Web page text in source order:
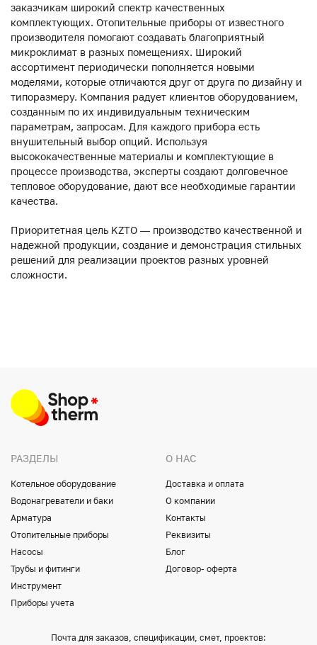
заказчикам широкий спектр качественных
комплектующих. Отопительные приборы от известного
производителя помогают создавать благоприятный
микроклимат в разных помещениях. Широкий
ассортимент периодически пополняется новыми
моделями, которые отличаются друг от друга по дизайну и
типоразмеру. Компания радует клиентов оборудованием,
созданным по их индивидуальным техническим
параметрам, запросам. Для каждого прибора есть
внушительный выбор опций. Используя
высококачественные материалы и комплектующие в
процессе производства, эксперты создают долговечное
тепловое оборудование, дают все необходимые гарантии
качества.
Приоритетная цель KZTO — производство качественной и
надежной продукции, создание и демонстрация стильных
решений для реализации проектов разных уровней
сложности.
РАЗДЕЛЫ
Котельное оборудование
Водонагреватели и баки
Арматура
Отопительные приборы
Насосы
Трубы и фитинги
Инструмент
Приборы учета
О НАС
Доставка и оплата
О компании
Контакты
Реквизиты
Блог
Договор- оферта
Почта для заказов, спецификации, смет, проектов: